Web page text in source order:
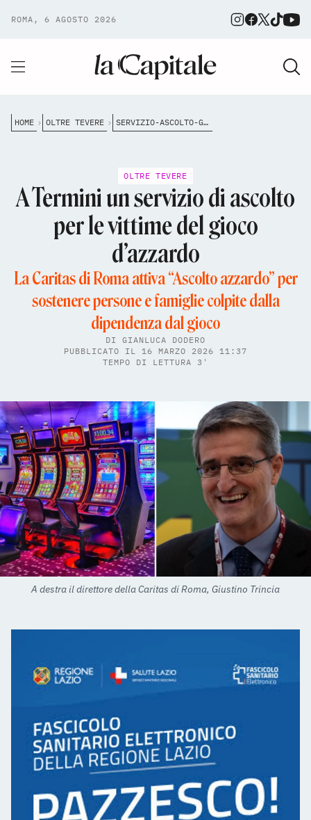
ROMA, 6 AGOSTO 2026
HOME OLTRE TEVERE SERVIZIO-ASCOLTO-GIOCO-AZZARDO-ROMA
OLTRE TEVERE
A Termini un servizio di ascolto
per le vittime del gioco
d’azzardo
La Caritas di Roma attiva “Ascolto azzardo” per
sostenere persone e famiglie colpite dalla
dipendenza dal gioco
DI GIANLUCA DODERO
PUBBLICATO IL 16 MARZO 2026 11:37
TEMPO DI LETTURA 3'
A destra il direttore della Caritas di Roma, Giustino Trincia